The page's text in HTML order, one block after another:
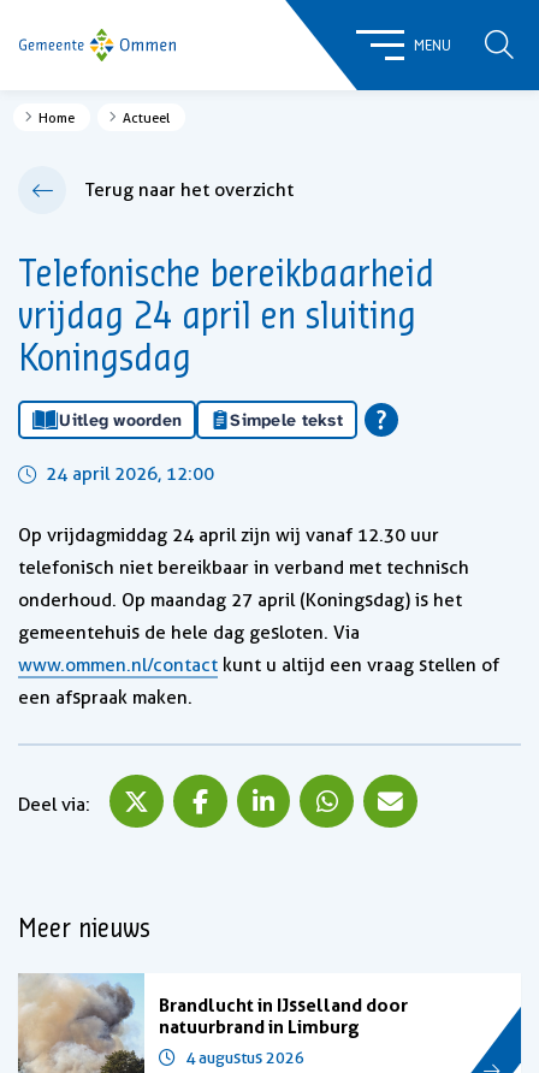
MENU
Home Actueel
Terug naar het overzicht
Telefonische bereikbaarheid
vrijdag 24 april en sluiting
Koningsdag
Uitleg woorden Simpele tekst
24 april 2026, 12:00
Op vrijdagmiddag 24 april zijn wij vanaf 12.30 uur
telefonisch niet bereikbaar in verband met technisch
onderhoud. Op maandag 27 april (Koningsdag) is het
gemeentehuis de hele dag gesloten. Via
www.ommen.nl/contact kunt u altijd een vraag stellen of
een afspraak maken.
Deel via:
Deel via XDeel via Facebook
Deel via LinkedInDeel via WhatsApp
Meer nieuws
Brandlucht in IJsselland door
natuurbrand in Limburg
4 augustus 2026